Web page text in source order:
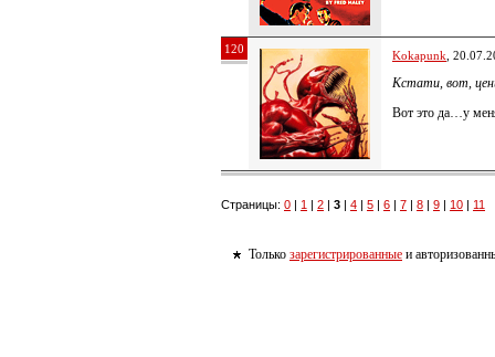
120 Kokapunk ,
Кстати, вот,
Вот это да…у
Страницы: 0 | 1 | 2 | 3 | 4 | 5 | 6 | 7 | 8 | 9 | 10 | 11
Только зарегистрированные и